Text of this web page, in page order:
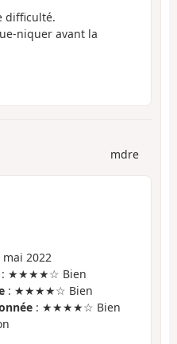
difficulté.
niquer avant la
mdre
mai 2022
: ★★★★☆ Bien
: ★★★★☆ Bien
: ★★★★☆ Bien